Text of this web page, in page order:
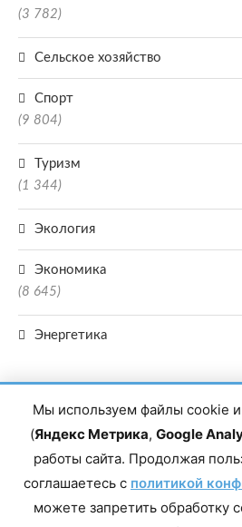
(3 782)
Сельское хозяйство
Спорт
(9 804)
Туризм
(1 344)
Экология
Экономика
(8 645)
Энергетика
Главный редактор сетевого издания
редакции: 8(988)-292-94-34 Почта:
Дагестан, г. Махачкала, пр-т
Мы используем файлы cookie и
(Яндекс Метрика, Google
работы сайта. Продолжая
соглашаетесь с политикой
можете запретить обработку